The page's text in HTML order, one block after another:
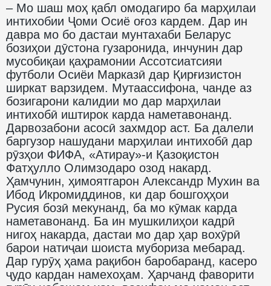
– Мо шаш моҳ қабл омодагиро ба марҳилаи
интихобии Ҷоми Осиё оғоз кардем. Дар ин
давра мо бо дастаи мунтахаби Беларус
бозиҳои дӯстона гузаронида, инчунин дар
мусобиқаи қаҳрамонии Ассотсиатсияи
футболи Осиёи Марказӣ дар Қирғизистон
ширкат варзидем. Мутаассифона, чанде аз
бозигарони калидии мо дар марҳилаи
интихобӣ иштирок карда наметавонанд.
Дарвозабони асосӣ захмдор аст. Ба далели
баргузор нашудани марҳилаи интихобӣ дар
рӯзҳои ФИФА, «Атирау»-и Қазоқистон
Фатҳулло Олимзодаро озод накард.
Ҳамчунин, ҳимоятгарон Александр Мухин ва
Ибод Икромиддинов, ки дар бошгоҳҳои
Русия бозӣ мекунанд, ба мо кӯмак карда
наметавонанд. Ба ин мушкилиҳои кадрӣ
нигоҳ накарда, дастаи мо дар ҳар вохӯрӣ
барои натиҷаи шоиста мубориза мебарад.
Дар гурӯҳ ҳама рақибон баробаранд, касеро
ҷудо кардан намехоҳам. Ҳарчанд фаворити